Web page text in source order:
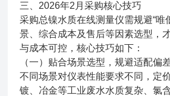
三、2026年2月采购核心技巧
采购总镍水质在线测量仪需规避“唯
景、综合成本及售后等因素选型，
与成本可控，核心技巧如下：
（一）贴合场景选型，规避适配偏
不同场景对仪表性能要求不同，定
镀、冶金等工业废水水质复杂、氯